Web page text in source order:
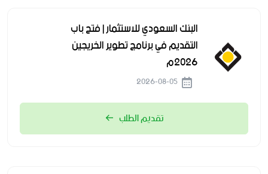
البنك السعودي للاستثمار | فتح باب
التقديم في برنامج تطوير الخريجين
2026م
تقديم الطلب